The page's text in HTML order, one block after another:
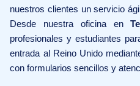
nuestros clientes un servicio
Desde nuestra oficina en
profesionales y estudiantes
entrada al Reino Unido
con formularios sencillos y